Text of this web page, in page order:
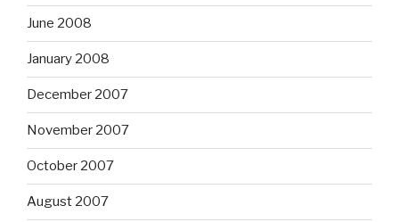
June 2008
January 2008
December 2007
November 2007
October 2007
August 2007